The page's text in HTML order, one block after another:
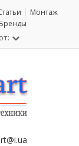
Монтаж
Бренды